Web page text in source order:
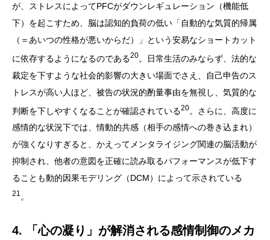
が、ストレスによってPFCがダウンレギュレーション（機能低
下）を起こすため、脳は認知的負荷の低い「自動的な気質的帰属
（＝あいつの性格が悪いからだ）」という安易なショートカット
に依存するようになるのである20。日常生活のみならず、法的な
裁定を下すような社会的影響の大きい場面でさえ、自己申告のス
トレスが高い人ほど、被告の状況的酌量事由を無視し、気質的な
判断を下しやすくなることが確認されている20。さらに、高度に
感情的な状況下では、情動的共感（相手の感情への巻き込まれ）
が強くなりすぎると、かえってメンタライジング関連の脳活動が
抑制され、他者の意図を正確に読み取るパフォーマンスが低下す
ることも動的因果モデリング（DCM）によって示されている
21 。
4. 「心の凝り」が解消される感情制御のメカ